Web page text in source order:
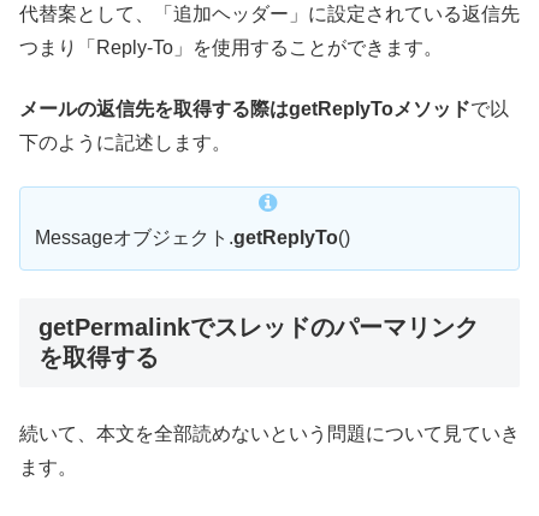
代替案として、「追加ヘッダー」に設定されている返信先
つまり「Reply-To」を使用することができます。
メールの返信先を取得する際はgetReplyToメソッドで以
下のように記述します。
Messageオブジェクト.getReplyTo()
getPermalinkでスレッドのパーマリンク
を取得する
続いて、本文を全部読めないという問題について見ていき
ます。